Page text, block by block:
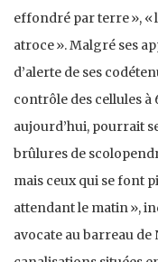
effondré par terre », «
atroce ». Malgré ses
d’alerte de ses
contrôle des cellules
aujourd’hui, pourrait
brûlures de
mais ceux qui se font
attendant le matin »,
avocate au barreau de